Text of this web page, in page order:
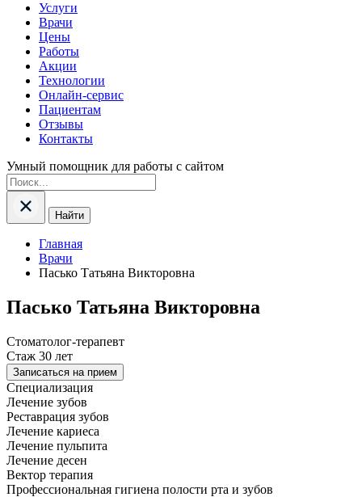
Услуги
Врачи
Цены
Работы
Акции
Технологии
Онлайн-сервис
Пациентам
Отзывы
Контакты
Умный помощник для работы с сайтом
Найти
Главная
Врачи
Пасько Татьяна Викторовна
Пасько Татьяна Викторовна
Стоматолог-терапевт
Стаж 30 лет
Записаться на прием
Специализация
Лечение зубов
Реставрация зубов
Лечение кариеса
Лечение пульпита
Лечение десен
Вектор терапия
Профессиональная гигиена полости рта и зубов